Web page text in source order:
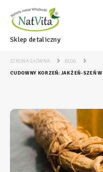
Sklep detaliczny
STRONA GŁÓWNA
BLOG
CUDOWNY KORZEŃ: JAK ŻEŃ-SZEŃ